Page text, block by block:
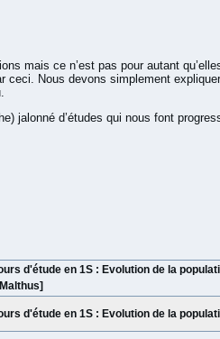
mais ce n’est pas pour autant
ceci. Nous devons simplement
jalonné d’études qui nous font
d'étude en 1S : Evolution de la
d'étude en 1S : Evolution de la